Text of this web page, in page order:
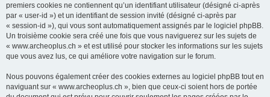
premiers cookies ne contiennent qu’un identifiant utilisateur (désigné ci-après
par « user-id ») et un identifiant de session invité (désigné ci-après par
« session-id »), qui vous sont automatiquement assignés par le logiciel phpBB.
Un troisième cookie sera créé une fois que vous naviguerez sur les sujets de
« www.archeoplus.ch » et est utilisé pour stocker les informations sur les sujets
que vous avez lus, ce qui améliore votre navigation sur le forum.
Nous pouvons également créer des cookies externes au logiciel phpBB tout en
naviguant sur « www.archeoplus.ch », bien que ceux-ci soient hors de portée